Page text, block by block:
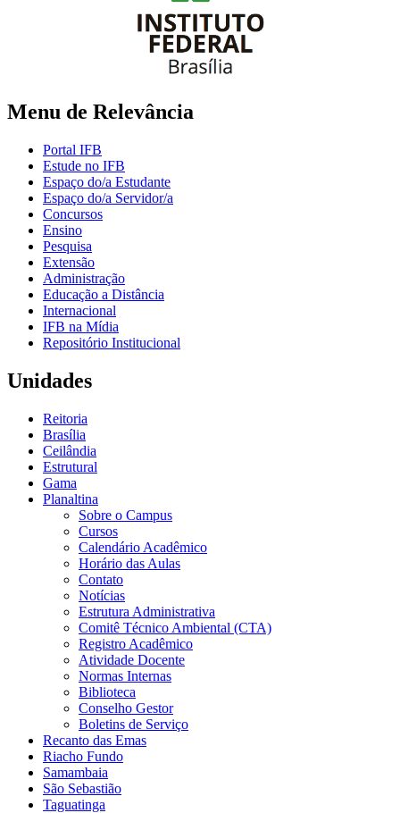
Menu de Relevância
Portal IFB
Estude no IFB
Espaço do/a Estudante
Espaço do/a Servidor/a
Concursos
Ensino
Pesquisa
Extensão
Administração
Educação a Distância
Internacional
IFB na Mídia
Repositório Institucional
Unidades
Reitoria
Brasília
Ceilândia
Estrutural
Gama
Planaltina
Sobre o Campus
Cursos
Calendário Acadêmico
Horário das Aulas
Contato
Notícias
Estrutura Administrativa
Comitê Técnico Ambiental (CTA)
Registro Acadêmico
Atividade Docente
Normas Internas
Biblioteca
Conselho Gestor
Boletins de Serviço
Recanto das Emas
Riacho Fundo
Samambaia
São Sebastião
Taguatinga